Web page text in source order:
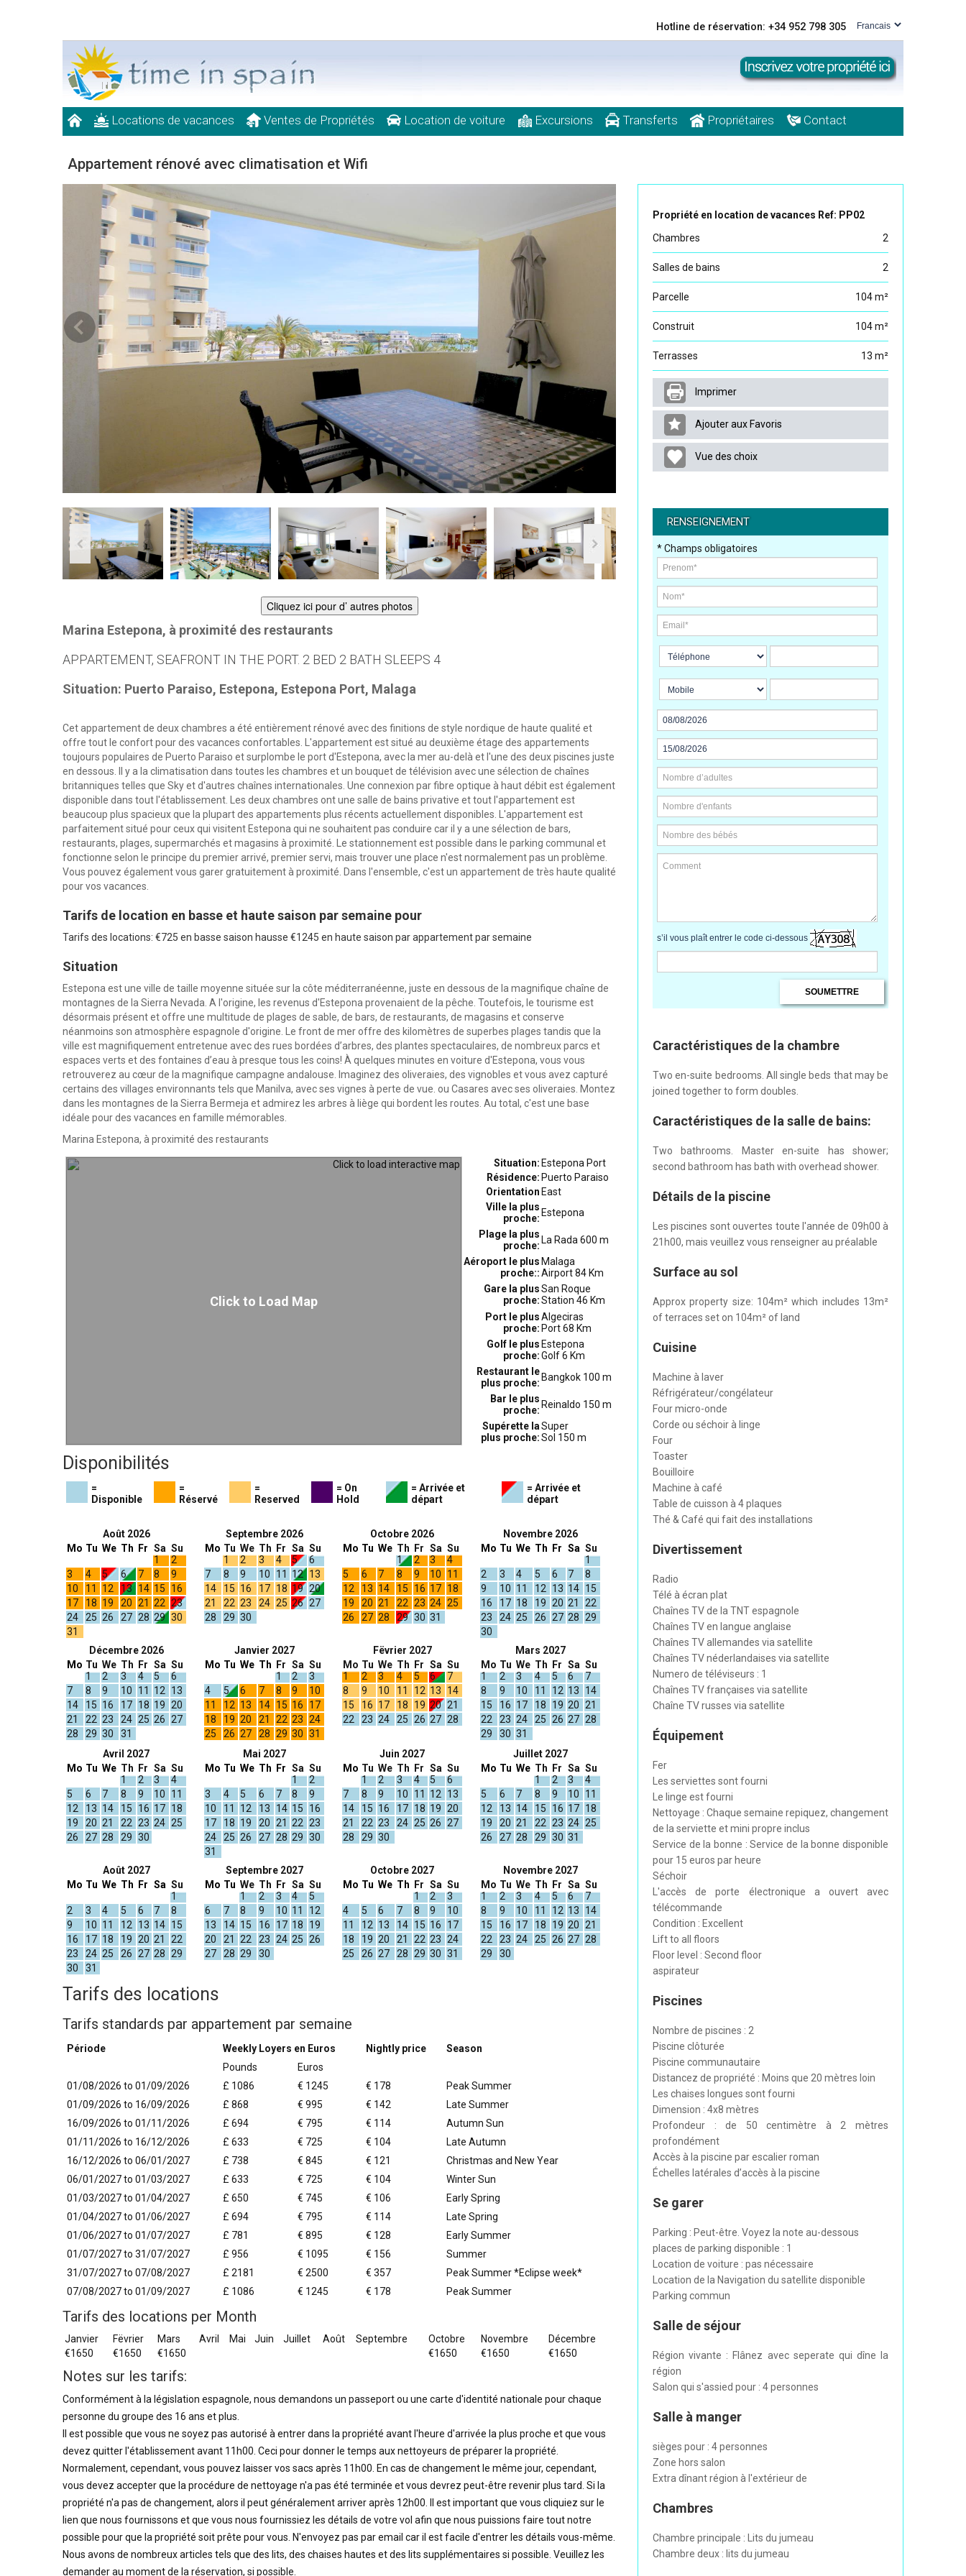
Hotline de réservation: +34 952 798 305
Locations de vacances Ventes de Propriétés Location de voiture Excursions Transferts Propriétaires Contact
Appartement rénové avec climatisation et Wifi
Cliquez ici pour d’ autres photos
Marina Estepona, à proximité des restaurants
APPARTEMENT, SEAFRONT IN THE PORT. 2 BED 2 BATH SLEEPS 4
Situation: Puerto Paraiso, Estepona, Estepona Port, Malaga
Cet appartement de deux chambres a été entièrement rénové avec des finitions de style nordique de haute qualité et
offre tout le confort pour des vacances confortables. L'appartement est situé au deuxième étage des appartements
toujours populaires de Puerto Paraiso et surplombe le port d'Estepona, avec la mer au-delà et l'une des deux piscines juste
en dessous. Il y a la climatisation dans toutes les chambres et un bouquet de télévision avec une sélection de chaînes
britanniques telles que Sky et d'autres chaînes internationales. Une connexion par fibre optique à haut débit est également
disponible dans tout l'établissement. Les deux chambres ont une salle de bains privative et tout l'appartement est
beaucoup plus spacieux que la plupart des appartements plus récents actuellement disponibles. L'appartement est
parfaitement situé pour ceux qui visitent Estepona qui ne souhaitent pas conduire car il y a une sélection de bars,
restaurants, plages, supermarchés et magasins à proximité. Le stationnement est possible dans le parking communal et
fonctionne selon le principe du premier arrivé, premier servi, mais trouver une place n'est normalement pas un problème.
Vous pouvez également vous garer gratuitement à proximité. Dans l'ensemble, c'est un appartement de très haute qualité
pour vos vacances.
Tarifs de location en basse et haute saison par semaine pour
Tarifs des locations: €725 en basse saison hausse €1245 en haute saison par appartement par semaine
Situation
Estepona est une ville de taille moyenne située sur la côte méditerranéenne, juste en dessous de la magnifique chaîne de
montagnes de la Sierra Nevada. A l'origine, les revenus d'Estepona provenaient de la pêche. Toutefois, le tourisme est
désormais présent et offre une multitude de plages de sable, de bars, de restaurants, de magasins et conserve
néanmoins son atmosphère espagnole d'origine. Le front de mer offre des kilomètres de superbes plages tandis que la
ville est magnifiquement entretenue avec des rues bordées d’arbres, des plantes spectaculaires, de nombreux parcs et
espaces verts et des fontaines d’eau à presque tous les coins! À quelques minutes en voiture d'Estepona, vous vous
retrouverez au cœur de la magnifique campagne andalouse. Imaginez des oliveraies, des vignobles et vous avez capturé
certains des villages environnants tels que Manilva, avec ses vignes à perte de vue. ou Casares avec ses oliveraies. Montez
dans les montagnes de la Sierra Bermeja et admirez les arbres à liège qui bordent les routes. Au total, c'est une base
idéale pour des vacances en famille mémorables.
Marina Estepona, à proximité des restaurants
Click to Load Map
Situation: Estepona Port
Résidence: Puerto Paraiso
Orientation East
Ville la plus
proche: Estepona
Plage la plus
proche: La Rada 600 m
Aéroport le plus
proche::
Malaga
Airport 84 Km
Gare la plus
proche:
San Roque
Station 46 Km
Port le plus
proche:
Algeciras
Port 68 Km
Golf le plus
proche:
Estepona
Golf 6 Km
Restaurant le
plus proche: Bangkok 100 m
Bar le plus
proche: Reinaldo 150 m
Supérette la
plus proche:
Super
Sol 150 m
Disponibilités
=
Disponible
=
Réservé
=
Reserved
= On
Hold
= Arrivée et
départ
= Arrivée et
départ
Août 2026
Mo Tu We Th Fr Sa
1
Su
2
3
4 5 6 7 8
9
10
11 12 13 14 15
16
17
18 19 20 21 22 23
24
25 26 27 28 29 30
31
Septembre 2026
Mo Tu
1
We
2
Th
3
Fr
4
Sa
5
Su
6
7
8 9 10 11 12 13
14
15 16 17 18 19 20
21
22 23 24 25 26 27
28
29 30
Octobre 2026
Mo Tu We Th
1
Fr
2
Sa
3
Su
4
5
6 7 8 9 10
11
12
13 14 15 16 17 18
19
20 21 22 23 24 25
26
27 28 29 30 31
Novembre 2026
Mo Tu We Th Fr Sa Su
1
2
3 4 5 6 7
8
9
10 11 12 13 14 15
16
17 18 19 20 21
22
23
24 25 26 27 28 29
30
Décembre 2026
Mo Tu
1
We
2
Th
3
Fr
4
Sa
5
Su
6
7
8 9 10 11 12
13
14
15 16 17 18 19 20
21
22 23 24 25 26 27
28
29 30 31
Janvier 2027
Mo Tu We Th
Fr
1
Sa
2
Su
3
4
5 6 7 8 9
10
11
12 13 14 15 16
17
18
19 20 21 22 23 24
25
26 27 28 29 30 31
Fëvrier 2027
Mo
1
Tu
2
We
3
Th
4
Fr
5
Sa
6
Su
7
8
9 10 11 12 13
14
15
16 17 18 19 20 21
22
23 24 25 26 27 28
Mars 2027
Mo
1
Tu
2
We
3
Th
4
Fr
5
Sa
6
Su
7
8
9 10 11 12 13
14
15
16 17 18 19 20 21
22
23 24 25 26 27 28
29
30 31
Avril 2027
Mo Tu We Th
1
Fr
2
Sa
3
Su
4
5
6 7 8 9 10
11
12
13 14 15 16 17 18
19
20 21 22 23 24 25
26
27 28 29 30
Mai 2027
Mo Tu We Th Fr Sa
1
Su
2
3
4 5 6 7 8
9
10
11 12 13 14 15
16
17
18 19 20 21 22 23
24
25 26 27 28 29 30
31
Juin 2027
Mo Tu
1
We
2
Th
3
Fr
4
Sa
5
Su
6
7
8 9 10 11 12
13
14
15 16 17 18 19 20
21
22 23 24 25 26 27
28
29 30
Juillet 2027
Mo Tu We Th
1
Fr
2
Sa
3
Su
4
5
6 7 8 9 10
11
12
13 14 15 16 17 18
19
20 21 22 23 24 25
26
27 28 29 30 31
Août 2027
Mo Tu We Th Fr Sa Su
1
2
3 4 5 6 7
8
9
10 11 12 13 14 15
16
17 18 19 20 21
22
23
24 25 26 27 28 29
30
31
Septembre 2027
Mo Tu We
1
Th
2
Fr
3
Sa
4
Su
5
6
7 8 9 10 11
12
13
14 15 16 17 18
19
20
21 22 23 24 25 26
27
28 29 30
Octobre 2027
Mo Tu We Th
Fr
1
Sa
2
Su
3
4
5 6 7 8 9
10
11
12 13 14 15 16
17
18
19 20 21 22 23 24
25
26 27 28 29 30 31
Novembre 2027
Mo
1
Tu
2
We
3
Th
4
Fr
5
Sa
6
Su
7
8
9 10 11 12 13
14
15
16 17 18 19 20 21
22
23 24 25 26 27 28
29
30
Tarifs des locations
Tarifs standards par appartement par semaine
Période Weekly Loyers en Euros Nightly price
Season
Pounds
Euros
01/08/2026 to 01/09/2026
£ 1086 € 1245 € 178
Peak Summer
01/09/2026 to 16/09/2026
£ 868 € 995 € 142
Late Summer
16/09/2026 to 01/11/2026
£ 694 € 795 € 114
Autumn Sun
01/11/2026 to 16/12/2026
£ 633 € 725 € 104
Late Autumn
16/12/2026 to 06/01/2027
£ 738 € 845 € 121
Christmas and New Year
06/01/2027 to 01/03/2027
£ 633 € 725 € 104
Winter Sun
01/03/2027 to 01/04/2027
£ 650 € 745 € 106
Early Spring
01/04/2027 to 01/06/2027
£ 694 € 795 € 114
Late Spring
01/06/2027 to 01/07/2027
£ 781 € 895 € 128
Early Summer
01/07/2027 to 31/07/2027
£ 956 € 1095 € 156
Summer
31/07/2027 to 07/08/2027
£ 2181 € 2500 € 357
Peak Summer *Eclipse week*
07/08/2027 to 01/09/2027
£ 1086 € 1245 € 178 Peak Summer
Tarifs des locations per Month
Janvier Fëvrier Mars Avril Mai Juin Juillet Août Septembre Octobre Novembre
Décembre
€1650
€1650 €1650 €1650 €1650 €1650
Notes sur les tarifs:
Conformément à la législation espagnole, nous demandons un passeport ou une carte d'identité nationale pour chaque
personne du groupe des 16 ans et plus.
Il est possible que vous ne soyez pas autorisé à entrer dans la propriété avant l'heure d'arrivée la plus proche et que vous
devez quitter l'établissement avant 11h00. Ceci pour donner le temps aux nettoyeurs de préparer la propriété.
Normalement, cependant, vous pouvez laisser vos sacs après 11h00. En cas de changement le même jour, cependant,
vous devez accepter que la procédure de nettoyage n'a pas été terminée et vous devrez peut-être revenir plus tard. Si la
propriété n'a pas de changement, alors il peut généralement arriver après 12h00. Il est important que vous cliquiez sur le
lien que nous fournissons et que vous nous fournissiez les détails de votre vol afin que nous puissions faire tout notre
possible pour que la propriété soit prête pour vous. N'envoyez pas par email car il est facile d'entrer les détails vous-même.
Nous avons de nombreux articles tels que des lits, des chaises hautes et des lits supplémentaires si possible. Veuillez les
demander au moment de la réservation, si possible.
Propriété en location de vacances Ref: PP02
Chambres
2
Salles de bains 2
Parcelle 104 m²
Construit 104 m²
Terrasses 13 m²
Imprimer
Ajouter aux Favoris
Vue des choix
RENSEIGNEMENT
* Champs obligatoires
s’il vous plaît entrer le code ci-dessous
Caractéristiques de la chambre
Two en-suite bedrooms. All single beds that may be
joined together to form doubles.
Caractéristiques de la salle de bains:
Two bathrooms. Master en-suite has shower;
second bathroom has bath with overhead shower.
Détails de la piscine
Les piscines sont ouvertes toute l'année de 09h00 à
21h00, mais veuillez vous renseigner au préalable
Surface au sol
Approx property size: 104m² which includes 13m²
of terraces set on 104m² of land
Cuisine
Machine à laver
Réfrigérateur/congélateur
Four micro-onde
Corde ou séchoir à linge
Four
Toaster
Bouilloire
Machine à café
Table de cuisson à 4 plaques
Thé & Café qui fait des installations
Divertissement
Radio
Télé à écran plat
Chaînes TV de la TNT espagnole
Chaînes TV en langue anglaise
Chaînes TV allemandes via satellite
Chaînes TV néderlandaises via satellite
Numero de téléviseurs : 1
Chaînes TV françaises via satellite
Chaîne TV russes via satellite
Équipement
Fer
Les serviettes sont fourni
Le linge est fourni
Nettoyage : Chaque semaine repiquez, changement
de la serviette et mini propre inclus
Service de la bonne : Service de la bonne disponible
pour 15 euros par heure
Séchoir
L'accès de porte électronique a ouvert avec
télécommande
Condition : Excellent
Lift to all floors
Floor level : Second floor
aspirateur
Piscines
Nombre de piscines : 2
Piscine clôturée
Piscine communautaire
Distancez de propriété : Moins que 20 mètres loin
Les chaises longues sont fourni
Dimension : 4x8 mètres
Profondeur : de 50 centimètre à 2 mètres
profondément
Accès à la piscine par escalier roman
Échelles latérales d’accès à la piscine
Se garer
Parking : Peut-être. Voyez la note au-dessous
places de parking disponible : 1
Location de voiture : pas nécessaire
Location de la Navigation du satellite disponible
Parking commun
Salle de séjour
Région vivante : Flânez avec seperate qui dîne la
région
Salon qui s'assied pour : 4 personnes
Salle à manger
sièges pour : 4 personnes
Zone hors salon
Extra dînant région à l'extérieur de
Chambres
Chambre principale : Lits du jumeau
Chambre deux : lits du jumeau